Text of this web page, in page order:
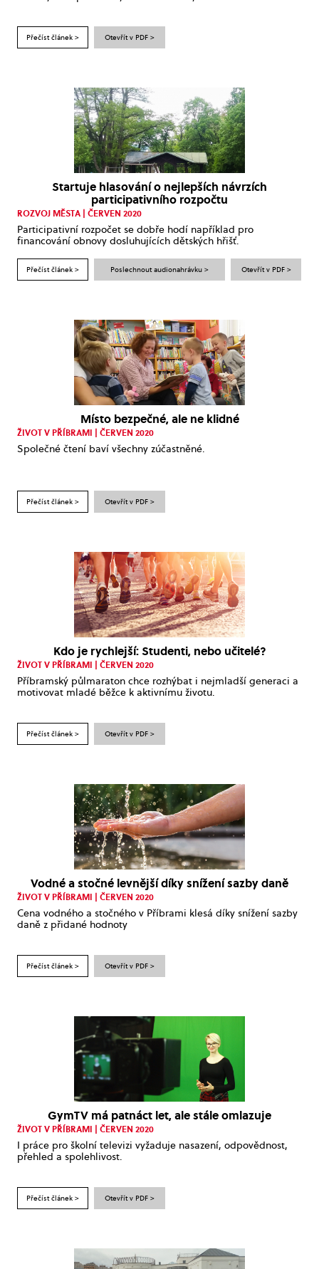
Přečíst článek > Otevřít v PDF >
Startuje hlasování o nejlepších návrzích
participativního rozpočtu
ROZVOJ MĚSTA | ČERVEN 2020
Participativní rozpočet se dobře hodí například pro
financování obnovy dosluhujících dětských hřišť.
Přečíst článek > Poslechnout audionahrávku > Otevřít v PDF >
Místo bezpečné, ale ne klidné
ŽIVOT V PŘÍBRAMI | ČERVEN 2020
Společné čtení baví všechny zúčastněné.
Přečíst článek > Otevřít v PDF >
Kdo je rychlejší: Studenti, nebo učitelé?
ŽIVOT V PŘÍBRAMI | ČERVEN 2020
Příbramský půlmaraton chce rozhýbat i nejmladší generaci a
motivovat mladé běžce k aktivnímu životu.
Přečíst článek > Otevřít v PDF >
Vodné a stočné levnější díky snížení sazby daně
ŽIVOT V PŘÍBRAMI | ČERVEN 2020
Cena vodného a stočného v Příbrami klesá díky snížení sazby
daně z přidané hodnoty
Přečíst článek > Otevřít v PDF >
GymTV má patnáct let, ale stále omlazuje
ŽIVOT V PŘÍBRAMI | ČERVEN 2020
I práce pro školní televizi vyžaduje nasazení, odpovědnost,
přehled a spolehlivost.
Přečíst článek > Otevřít v PDF >